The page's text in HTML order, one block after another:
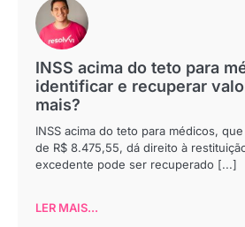
INSS acima do teto para
identificar e recuperar
mais?
INSS acima do teto para médicos,
de R$ 8.475,55, dá direito à
excedente pode ser recuperado [...]
LER MAIS...